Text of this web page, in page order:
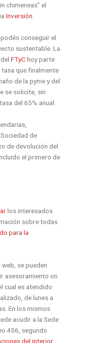
chimeneas” el
Inversión
conseguir el
sustentable. La
FTyC hoy parte
que finalmente
de la pyme y del
se solicite, sin
del 65% anual.
de
de devolución del
el primero de
los interesados
sobre todas
para la
se pueden
asesoramiento on
el cual es atendido
de lunes a
En los mismos
acudir a la Sede
456, segundo
del interior.